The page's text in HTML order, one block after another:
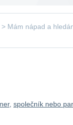
> Mám nápad a
, společník nebo